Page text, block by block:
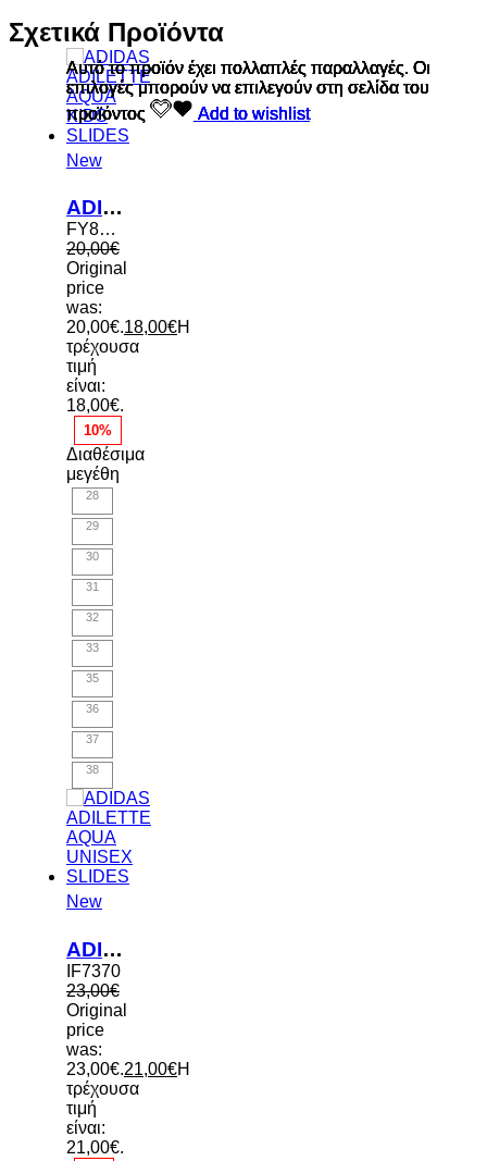
Σχετικά Προϊόντα
New
Αυτό το προϊόν έχει πολλαπλές παραλλαγές. Οι
επιλογές μπορούν να επιλεγούν στη σελίδα του
προϊόντος
Add to wishlist
ADIDAS ADILETTE AQUA KIDS SLIDES
FY8072
20,00€
Original
price
was:
20,00€.18,00€Η
τρέχουσα
τιμή
είναι:
18,00€.
10%
Διαθέσιμα
μεγέθη
28
29
30
31
32
33
35
36
37
38
New
Αυτό το προϊόν έχει πολλαπλές παραλλαγές. Οι
επιλογές μπορούν να επιλεγούν στη σελίδα του
προϊόντος
Add to wishlist
ADIDAS ADILETTE AQUA UNISEX SLIDES
IF7370
23,00€
Original
price
was:
23,00€.21,00€Η
τρέχουσα
τιμή
είναι:
21,00€.
Αυτό το προϊόν έχει πολλαπλές παραλλαγές. Οι
επιλογές μπορούν να επιλεγούν στη σελίδα του
προϊόντος
Add to wishlist
Αυτό το προϊόν έχει πολλαπλές παραλλαγές. Οι
επιλογές μπορούν να επιλεγούν στη σελίδα του
προϊόντος
Add to wishlist
Αυτό το προϊόν έχει πολλαπλές παραλλαγές. Οι
επιλογές μπορούν να επιλεγούν στη σελίδα του
προϊόντος
Add to wishlist
Αυτό το προϊόν έχει πολλαπλές παραλλαγές. Οι
επιλογές μπορούν να επιλεγούν στη σελίδα του
προϊόντος
Add to wishlist